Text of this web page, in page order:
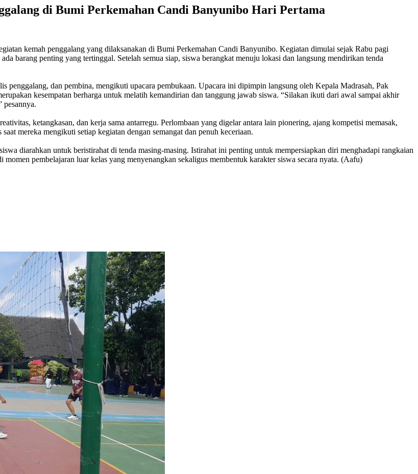
di Bumi Perkemahan Candi Banyunibo Hari Pertama
kemah penggalang yang dilaksanakan di Bumi Perkemahan Candi Banyunibo. Kegiatan dimulai sejak Rabu pagi
barang penting yang tertinggal. Setelah semua siap, siswa berangkat menuju lokasi dan langsung mendirikan tenda
penggalang, dan pembina, mengikuti upacara pembukaan. Upacara ini dipimpin langsung oleh Kepala Madrasah, Pak
kesempatan berharga untuk melatih kemandirian dan tanggung jawab siswa. “Silakan ikuti dari awal sampai akhir
pesannya.
ketangkasan, dan kerja sama antarregu. Perlombaan yang digelar antara lain pionering, ajang kompetisi memasak,
mereka mengikuti setiap kegiatan dengan semangat dan penuh keceriaan.
diarahkan untuk beristirahat di tenda masing-masing. Istirahat ini penting untuk mempersiapkan diri menghadapi rangkaian
pembelajaran luar kelas yang menyenangkan sekaligus membentuk karakter siswa secara nyata. (Aafu)